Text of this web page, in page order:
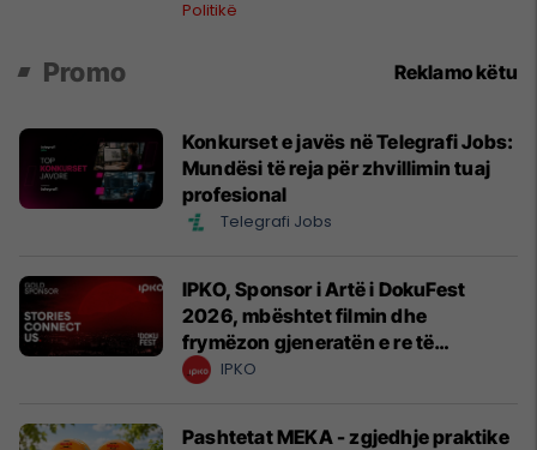
rëndë kushtetuese
Politikë
Promo Reklamo këtu
Konkurset e javës në Telegrafi Jobs:
Mundësi të reja për zhvillimin tuaj
profesional
Telegrafi Jobs
IPKO, Sponsor i Artë i DokuFest
2026, mbështet filmin dhe
frymëzon gjeneratën e re të
krijuesve
IPKO
Pashtetat MEKA - zgjedhje praktike